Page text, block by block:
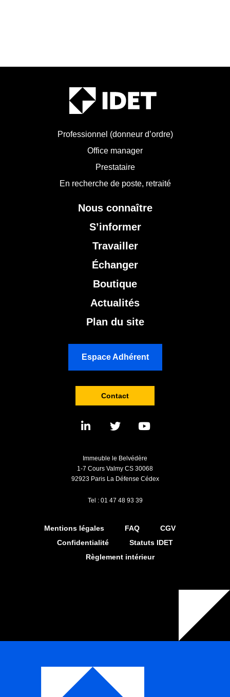
Professionnel (donneur d’ordre)
Office manager
Prestataire
En recherche de poste, retraité
Nous connaître
S’informer
Travailler
Échanger
Boutique
Actualités
Plan du site
Espace Adhérent
Contact
Immeuble le Belvédère
1-7 Cours Valmy CS 30068
92923 Paris La Défense Cédex
Tel : 01 47 48 93 39
Mentions légales FAQ
CGV
Confidentialité
Statuts IDET
Règlement intérieur